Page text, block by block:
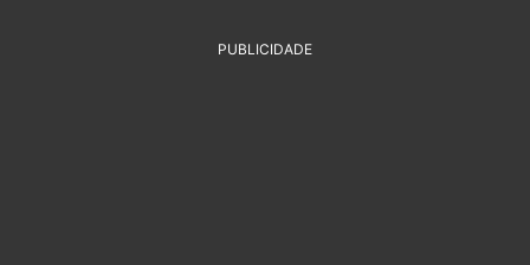
PUBLICIDADE